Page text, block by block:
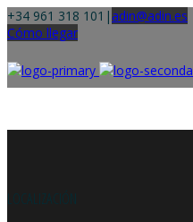
+34 961 318 101 |adin@adin.es
Cómo llegar
LOCALIZACIÓN